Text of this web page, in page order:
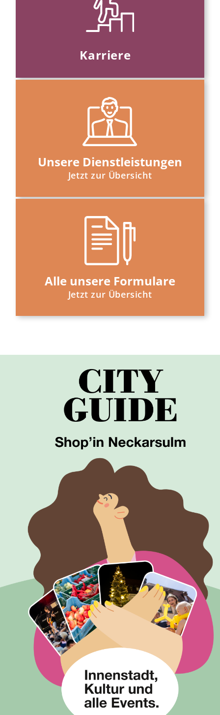
Karriere
Unsere Dienstleistungen
Jetzt zur Übersicht
Alle unsere Formulare
Jetzt zur Übersicht